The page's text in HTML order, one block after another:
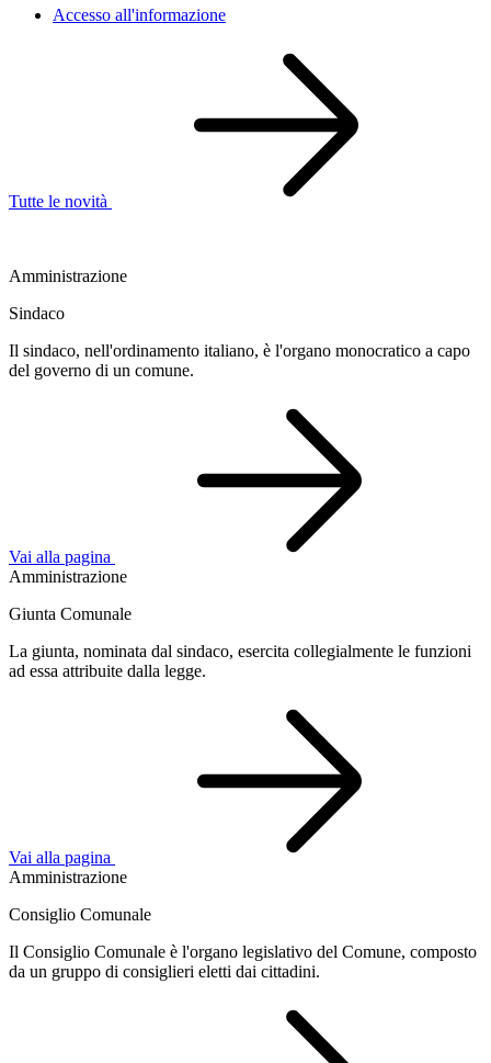
Accesso all'informazione
Tutte le novità
Amministrazione
Sindaco
Il sindaco, nell'ordinamento italiano, è l'organo monocratico a capo
del governo di un comune.
Vai alla pagina
Amministrazione
Giunta Comunale
La giunta, nominata dal sindaco, esercita collegialmente le funzioni
ad essa attribuite dalla legge.
Vai alla pagina
Amministrazione
Consiglio Comunale
Il Consiglio Comunale è l'organo legislativo del Comune, composto
da un gruppo di consiglieri eletti dai cittadini.